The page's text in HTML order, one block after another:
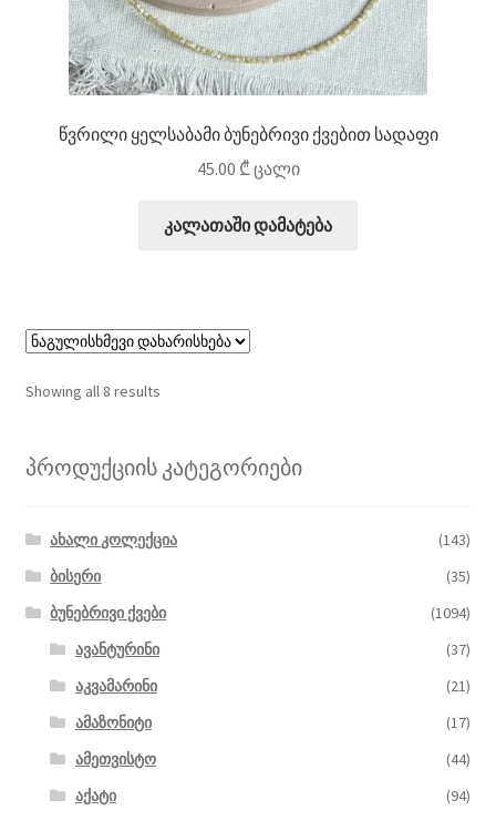
წვრილი ყელსაბამი ბუნებრივი ქვებით სადაფი
45.00 ₾ ცალი
კალათაში დამატება
Showing all 8 results
პროდუქციის კატეგორიები
ახალი კოლექცია
(143)
ბისერი
(35)
ბუნებრივი ქვები
(1094)
ავანტურინი
(37)
აკვამარინი
(21)
ამაზონიტი
(17)
ამეთვისტო
(44)
აქატი
(94)